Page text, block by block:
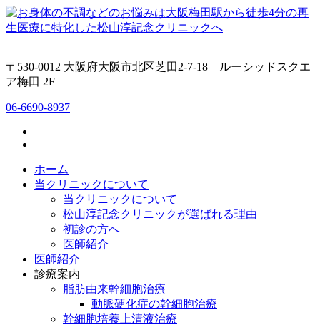
〒530-0012 大阪府大阪市北区芝田2-7-18 ルーシッドスクエ
ア梅田 2F
06-6690-8937
ホーム
当クリニックについて
当クリニックについて
松山淳記念クリニックが選ばれる理由
初診の方へ
医師紹介
医師紹介
診療案内
脂肪由来幹細胞治療
動脈硬化症の幹細胞治療
幹細胞培養上清液治療